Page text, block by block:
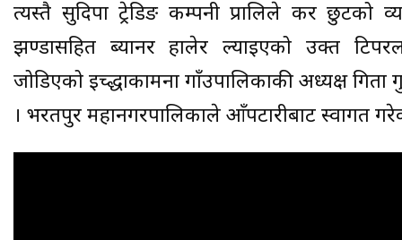
त्यस्तै सुदिपा ट्रेडिङ कम्पनी प्रालिले कर छुटको
झण्डासहित ब्यानर हालेर ल्याइएको उक्त
जोडिएको इच्द्धाकामना गाँउपालिकाकी अध्यक्ष
। भरतपुर महानगरपालिकाले आँपटारीबाट स्वागत